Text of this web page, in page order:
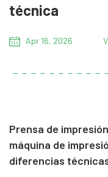
técnica
Apr 16, 2026
Prensa de
máquina de
diferencias